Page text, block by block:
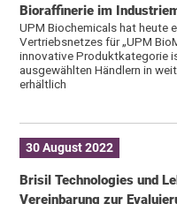
Bioraffinerie im
UPM Biochemicals hat heute
Vertriebsnetzes für „UPM
innovative Produktkategorie
ausgewählten Händlern in
erhältlich
30 August 2022
Brisil Technologies und
Vereinbarung zur